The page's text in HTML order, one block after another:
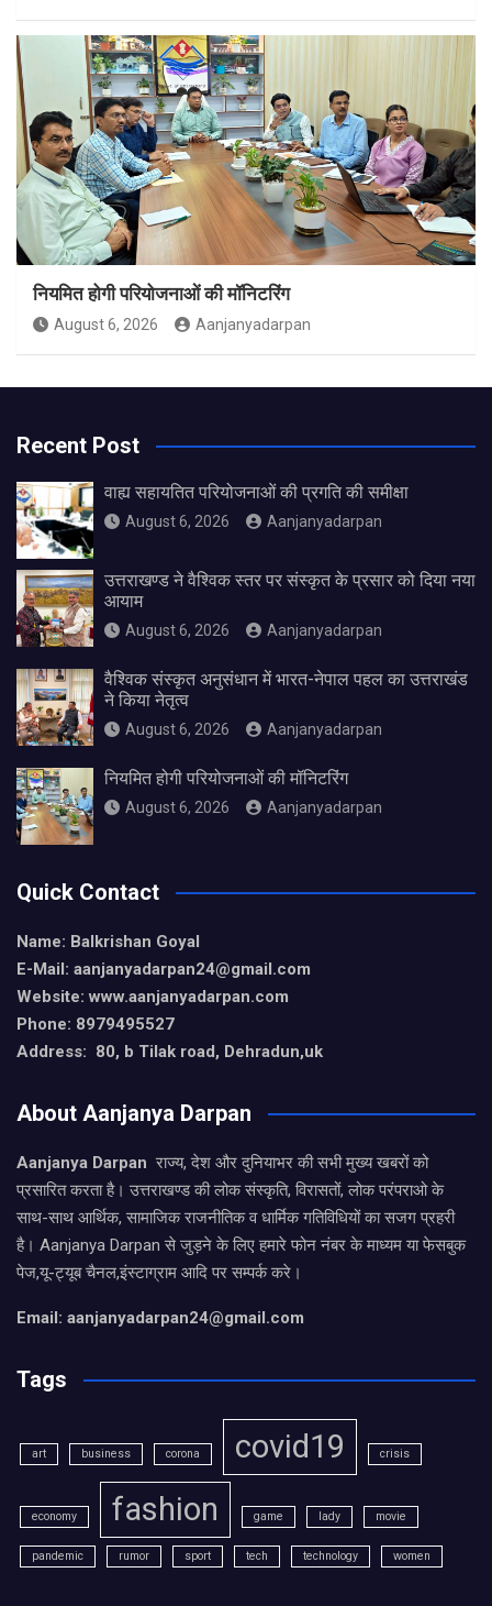
नियमित होगी परियोजनाओं की मॉनिटरिंग
August 6, 2026 Aanjanyadarpan
Recent Post
वाह्य सहायतित परियोजनाओं की प्रगति की समीक्षा
August 6, 2026 Aanjanyadarpan
उत्तराखण्ड ने वैश्विक स्तर पर संस्कृत के प्रसार को दिया नया
आयाम
August 6, 2026 Aanjanyadarpan
वैश्विक संस्कृत अनुसंधान में भारत-नेपाल पहल का उत्तराखंड
ने किया नेतृत्व
August 6, 2026 Aanjanyadarpan
नियमित होगी परियोजनाओं की मॉनिटरिंग
August 6, 2026 Aanjanyadarpan
Quick Contact
Name: Balkrishan Goyal
E-Mail: aanjanyadarpan24@gmail.com
Website: www.aanjanyadarpan.com
Phone: 8979495527
Address: 80, b Tilak road, Dehradun,uk
About Aanjanya Darpan
Aanjanya Darpan राज्य, देश और दुनियाभर की सभी मुख्य खबरों को
प्रसारित करता है। उत्तराखण्ड की लोक संस्कृति, विरासतों, लोक परंपराओ के
साथ-साथ आर्थिक, सामाजिक राजनीतिक व धार्मिक गतिविधियों का सजग प्रहरी
है। Aanjanya Darpan से जुड़ने के लिए हमारे फोन नंबर के माध्यम या फेसबुक
पेज,यू-ट्यूब चैनल,इंस्टाग्राम आदि पर सम्पर्क करे।
Email: aanjanyadarpan24@gmail.com
Tags
art business corona covid19 crisis
economy fashion game lady movie
pandemic rumor sport tech technology women